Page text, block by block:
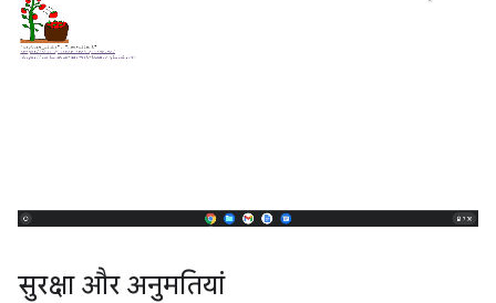
सुरक्षा और अनुमतियां